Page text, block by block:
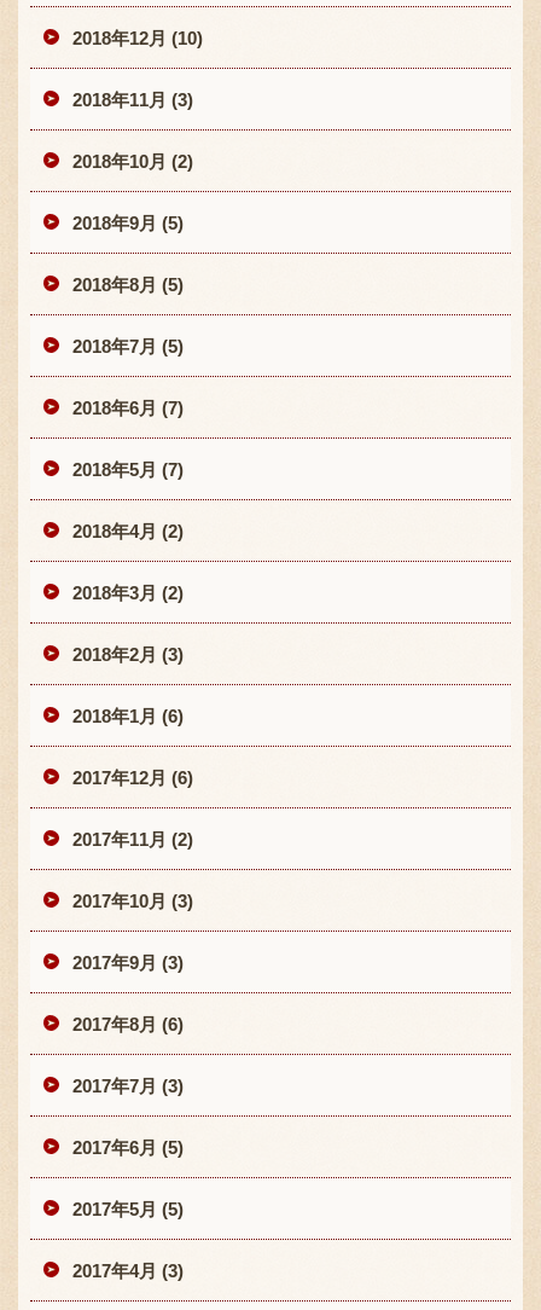
2018年12月 (10)
2018年11月 (3)
2018年10月 (2)
2018年9月 (5)
2018年8月 (5)
2018年7月 (5)
2018年6月 (7)
2018年5月 (7)
2018年4月 (2)
2018年3月 (2)
2018年2月 (3)
2018年1月 (6)
2017年12月 (6)
2017年11月 (2)
2017年10月 (3)
2017年9月 (3)
2017年8月 (6)
2017年7月 (3)
2017年6月 (5)
2017年5月 (5)
2017年4月 (3)